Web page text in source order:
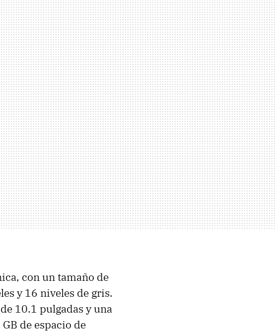
con un tamaño de
y 16 niveles de gris.
10.1 pulgadas y una
de espacio de